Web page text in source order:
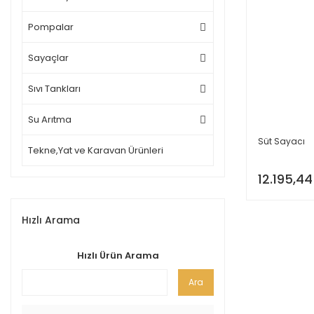
Pompalar
Sayaçlar
Sıvı Tankları
Su Arıtma
Tekne,Yat ve Karavan Ürünleri
Hızlı Arama
Hızlı Ürün Arama
Ara
Süt Sayacı